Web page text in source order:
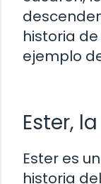
historia
ejemplo
Ester,
Ester es
historia